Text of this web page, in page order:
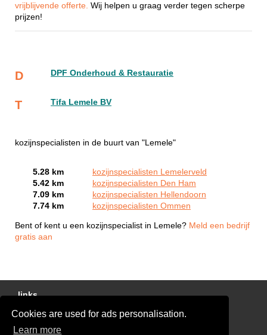
Cookies are used for ads personalisation.
Learn more
vrijblijvende offerte. Wij helpen u graag verder tegen scherpe
prijzen!
D DPF Onderhoud & Restauratie
T Tifa Lemele BV
kozijnspecialisten in de buurt van "Lemele"
5.28 km
kozijnspecialisten Lemelerveld
5.42 km
kozijnspecialisten Den Ham
7.09 km
kozijnspecialisten Hellendoorn
7.74 km
kozijnspecialisten Ommen
Bent of kent u een kozijnspecialist in Lemele? Meld een bedrijf
gratis aan
links
Gratis Offertes Vergelijken